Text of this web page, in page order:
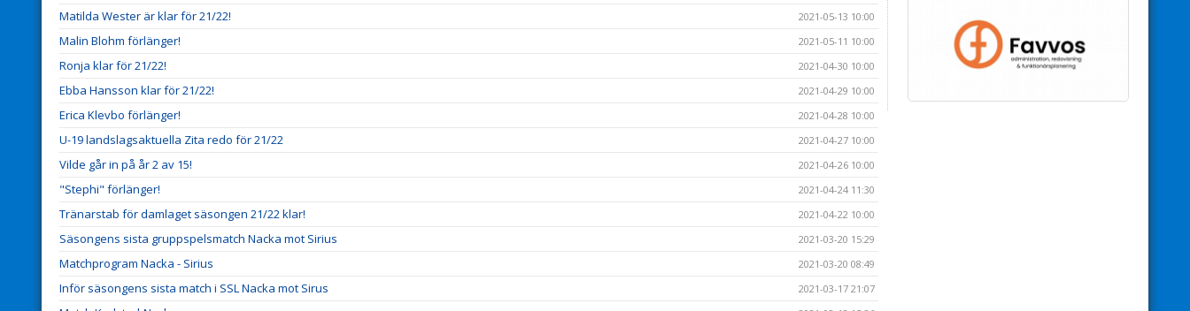
Matilda Wester är klar för 21/22! 2021-05-13 10:00
Malin Blohm förlänger! 2021-05-11 10:00
Ronja klar för 21/22! 2021-04-30 10:00
Ebba Hansson klar för 21/22! 2021-04-29 10:00
Erica Klevbo förlänger! 2021-04-28 10:00
U-19 landslagsaktuella Zita redo för 21/22 2021-04-27 10:00
Vilde går in på år 2 av 15! 2021-04-26 10:00
"Stephi" förlänger! 2021-04-24 11:30
Tränarstab för damlaget säsongen 21/22 klar! 2021-04-22 10:00
Säsongens sista gruppspelsmatch Nacka mot Sirius 2021-03-20 15:29
Matchprogram Nacka - Sirius 2021-03-20 08:49
Inför säsongens sista match i SSL Nacka mot Sirus 2021-03-17 21:07